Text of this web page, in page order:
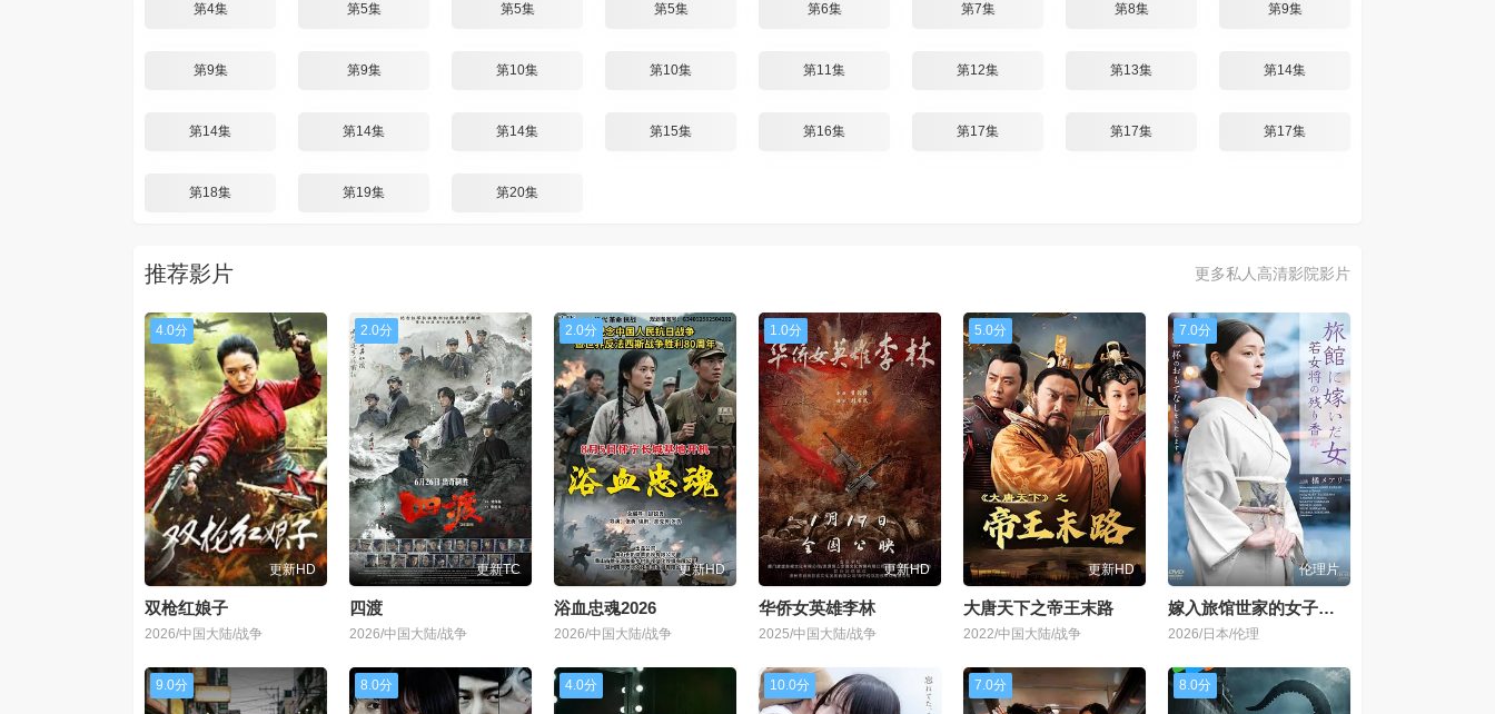
第4集 第5集 第5集 第5集 第6集 第7集 第8集 第9集
第9集 第9集 第10集 第10集 第11集 第12集 第13集 第14集
第14集 第14集 第14集 第15集 第16集 第17集 第17集 第17集
第18集 第19集 第20集
更多私人高清影院影片
推荐影片
4.0分
更新HD
双枪红娘子
2026/中国大陆/战争
2.0分
更新TC
四渡
2026/中国大陆/战争
2.0分
更新HD
浴血忠魂2026
2026/中国大陆/战争
1.0分
更新HD
华侨女英雄李林
2025/中国大陆/战争
5.0分
更新HD
大唐天下之帝王末路
2022/中国大陆/战争
7.0分
伦理片
嫁入旅馆世家的女子，年轻女掌柜的余香
2026/日本/伦理
9.0分 8.0分 4.0分 10.0分 7.0分 8.0分